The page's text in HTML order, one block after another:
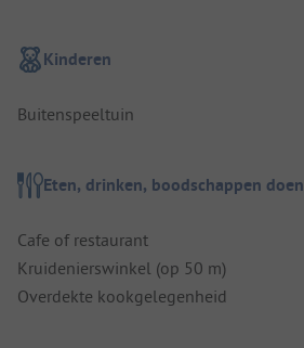
Kinderen
Buitenspeeltuin
Eten, drinken, boodschappen doen
Cafe of restaurant
Kruidenierswinkel (op 50 m)
Overdekte kookgelegenheid